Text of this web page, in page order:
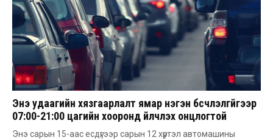
Энэ удаагийн хязгаарлалт ямар нэгэн бүсчлэлгүйгээр
07:00-21:00 цагийн хооронд үйлчлэх онцлогтой
Энэ сарын 15-аас есдүгээр сарын 12 хүртэл автомашины